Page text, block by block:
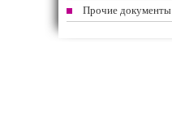
Прочие документы